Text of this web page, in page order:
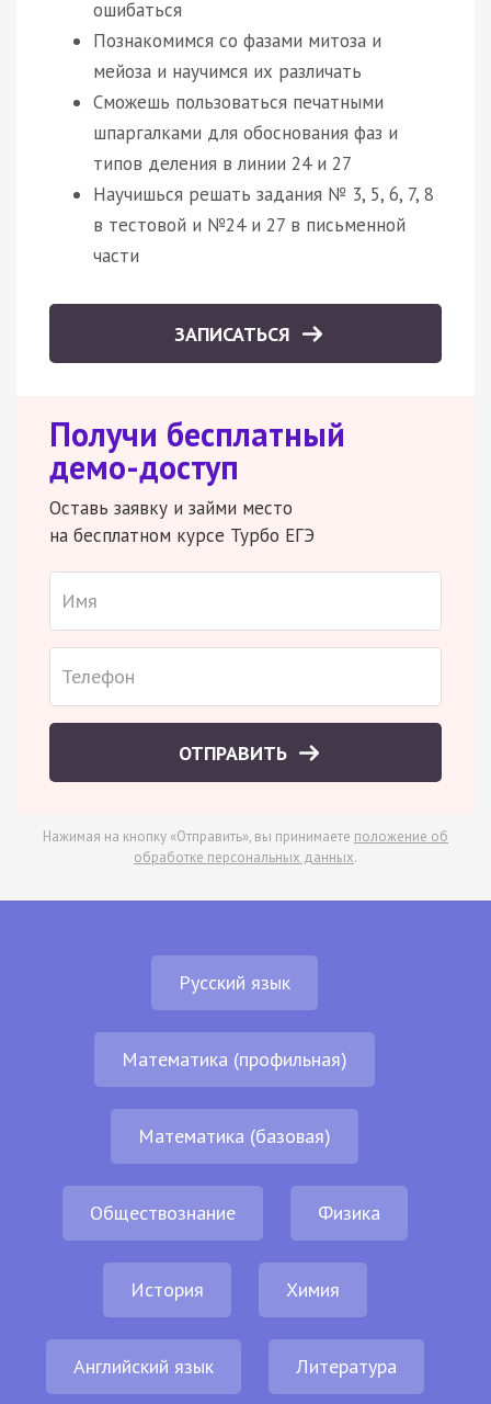
ошибаться
Познакомимся со фазами митоза и
мейоза и научимся их различать
Сможешь пользоваться печатными
шпаргалками для обоснования фаз и
типов деления в линии 24 и 27
Научишься решать задания № 3, 5, 6, 7, 8
в тестовой и №24 и 27 в письменной
части
ЗАПИСАТЬСЯ
Получи бесплатный
демо-доступ
Оставь заявку и займи место
на бесплатном курсе Турбо ЕГЭ
ОТПРАВИТЬ
Нажимая на кнопку «Отправить», вы принимаете положение об
обработке персональных данных.
Русский язык
Математика (профильная)
Математика (базовая)
Обществознание Физика
История Химия
Английский язык Литература